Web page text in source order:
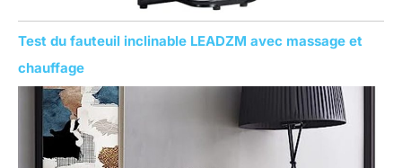
Test du fauteuil inclinable LEADZM avec massage et
chauffage